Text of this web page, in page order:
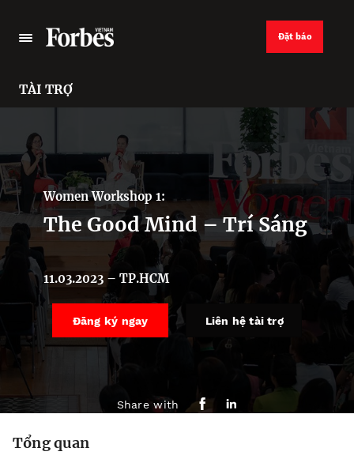
Đặt báo
TÀI TRỢ
Women Workshop 1:
The Good Mind – Trí Sáng
11.03.2023 – TP.HCM
Đăng ký ngay Liên hệ tài trợ
Share with
Tổng quan